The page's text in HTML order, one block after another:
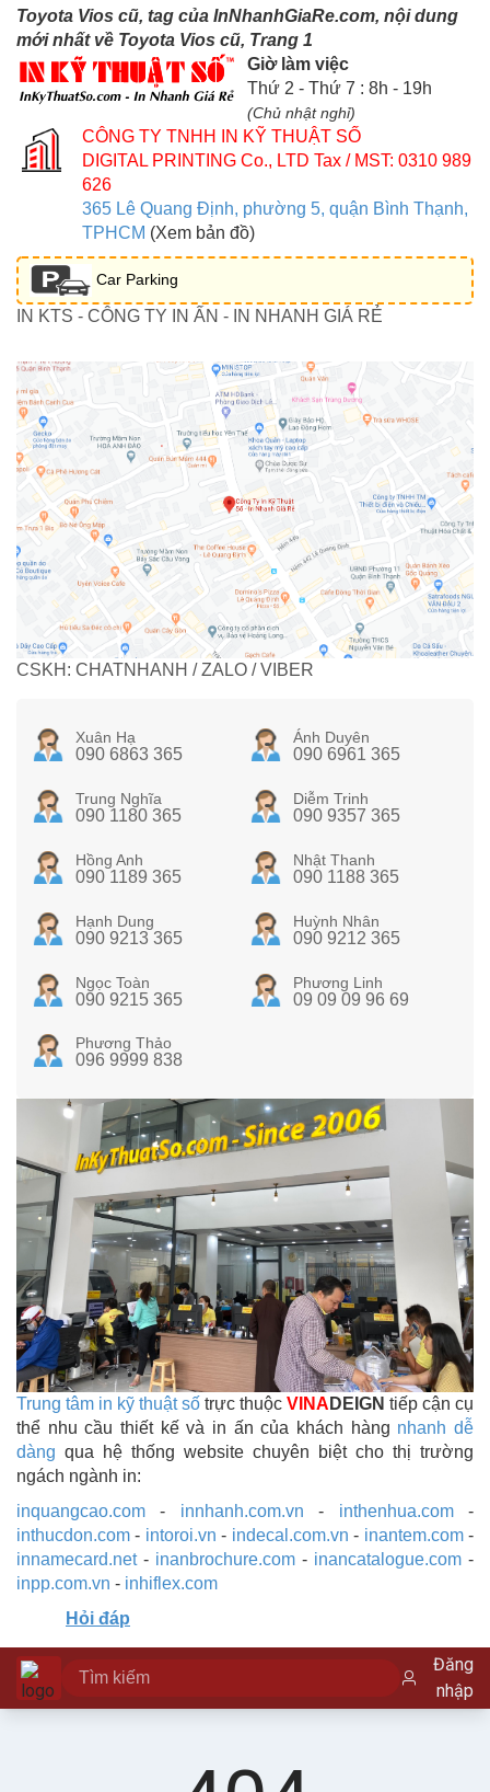
Toyota Vios cũ, tag của InNhanhGiaRe.com, nội dung
mới nhất về Toyota Vios cũ, Trang 1
Giờ làm việc
Thứ 2 - Thứ 7 : 8h - 19h
(Chủ nhật nghỉ)
CÔNG TY TNHH IN KỸ THUẬT SỐ
DIGITAL PRINTING Co., LTD Tax / MST: 0310 989
626
365 Lê Quang Định, phường 5, quận Bình Thạnh,
TPHCM (Xem bản đồ)
Car Parking
IN KTS - CÔNG TY IN ẤN - IN NHANH GIÁ RẺ
CSKH: CHATNHANH / ZALO / VIBER
Xuân Hạ
090 6863 365
Ánh Duyên
090 6961 365
Trung Nghĩa
090 1180 365
Diễm Trinh
090 9357 365
Hồng Anh
090 1189 365
Nhật Thanh
090 1188 365
Hạnh Dung
090 9213 365
Huỳnh Nhân
090 9212 365
Ngọc Toàn
090 9215 365
Phương Linh
09 09 09 96 69
Phương Thảo
096 9999 838
Trung tâm in kỹ thuật số trực thuộc VINA DEIGN tiếp cận cụ
thể nhu cầu thiết kế và in ấn của khách hàng nhanh dễ
dàng qua hệ thống website chuyên biệt cho thị trường
ngách ngành in:
inquangcao.com - innhanh.com.vn - inthenhua.com-
inthucdon.com - intoroi.vn - indecal.com.vn - inantem.com-
innamecard.net- inanbrochure.com - inancatalogue.com -
inpp.com.vn - inhiflex.com
Hỏi đáp